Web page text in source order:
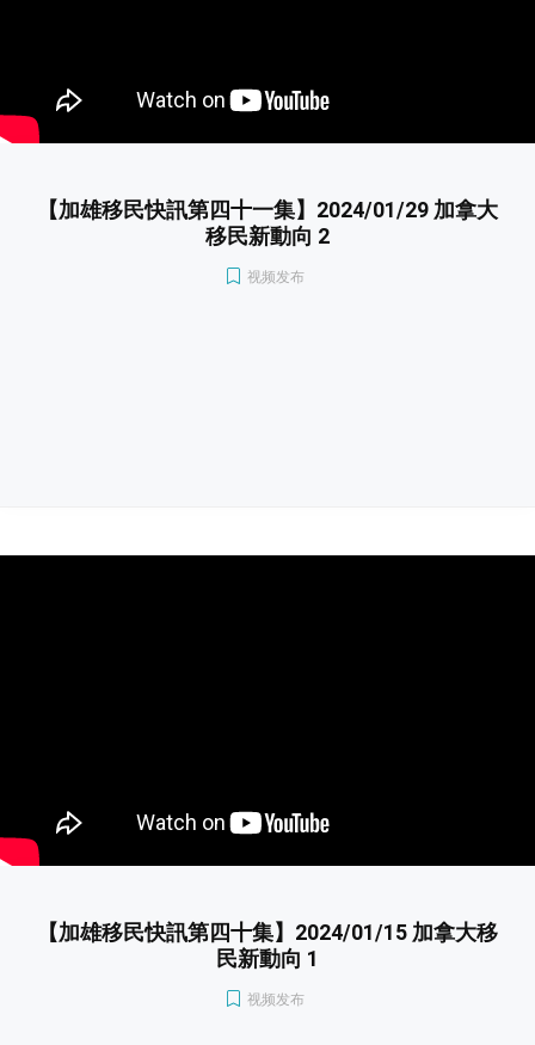
【加雄移民快訊第四十一集】2024/01/29 加拿大
移民新動向 2
视频发布
【加雄移民快訊第四十集】2024/01/15 加拿大移
民新動向 1
视频发布